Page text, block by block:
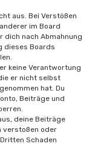
aus. Bei Verstößen
im Board
dich nach Abmahnung
dieses Boards
keine Verantwortung
er nicht selbst
hat. Du
Beiträge und
deine Beiträge
verstoßen oder
Schaden